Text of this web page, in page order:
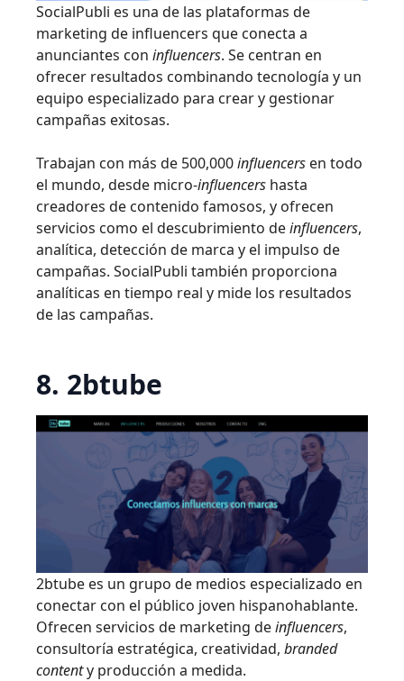
SocialPubli es una de las plataformas de
marketing de influencers que conecta a
anunciantes con influencers. Se centran en
ofrecer resultados combinando tecnología y un
equipo especializado para crear y gestionar
campañas exitosas.
Trabajan con más de 500,000influencers en todo
el mundo, desde micro-influencers hasta
creadores de contenido famosos, y ofrecen
servicios como el descubrimiento deinfluencers,
analítica, detección de marca y el impulso de
campañas. SocialPubli también proporciona
analíticas en tiempo real y mide los resultados
de las campañas.
8. 2btube
2btube es un grupo de medios especializado en
conectar con el público joven hispanohablante.
Ofrecen servicios de marketing deinfluencers,
consultoría estratégica, creatividad, branded
contenty producción a medida.